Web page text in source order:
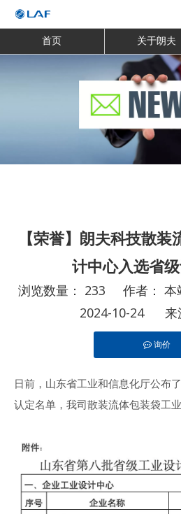
首页 关于朗夫
【荣誉】朗夫科技散
计中心入选省
浏览数量： 233 作者： 本
2024-10-24 来
询价
日前，山东省工业和信息化厅公布
认定名单，我司散装流体包装袋工